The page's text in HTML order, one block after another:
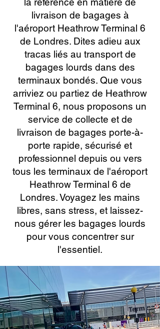
livraison de bagages à
l'aéroport Heathrow Terminal 6
de Londres. Dites adieu aux
tracas liés au transport de
bagages lourds dans des
terminaux bondés. Que vous
arriviez ou partiez de Heathrow
Terminal 6, nous proposons un
service de collecte et de
livraison de bagages porte-à-
porte rapide, sécurisé et
professionnel depuis ou vers
tous les terminaux de l'aéroport
Heathrow Terminal 6 de
Londres. Voyagez les mains
libres, sans stress, et laissez-
nous gérer les bagages lourds
pour vous concentrer sur
l'essentiel.